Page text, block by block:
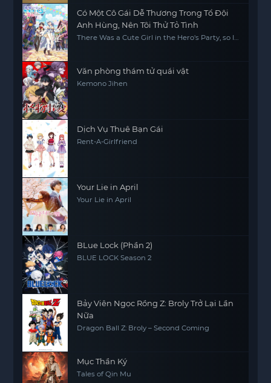
Có Một Cô Gái Dễ Thương Trong Tổ Đội
Anh Hùng, Nên Tôi Thử Tỏ Tình
There Was a Cute Girl in the Hero's Party, so I
Văn phòng thám tử quái vật
Kemono Jihen
Dịch Vụ Thuê Bạn Gái
Rent-A-Girlfriend
Your Lie in April
Your Lie in April
BLue Lock (Phần 2)
BLUE LOCK Season 2
Bảy Viên Ngọc Rồng Z: Broly Trở Lại Lần
Nữa
Dragon Ball Z: Broly – Second Coming
Mục Thần Ký
Tales of Qin Mu